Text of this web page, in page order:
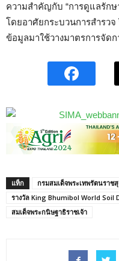
ความสำคัญกับ “การดูแลรัก
โดยอาศัยกระบวนการสำรวจ
ข้อมูลมาใช้วางมาตรการจัด
แท็ก กรมสมเด็จพระเทพรัตนราช
รางวัล King Bhumibol World Soil
สมเด็จพระกนิษฐาธิราชเจ้า